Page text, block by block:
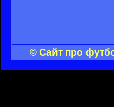
© Сайт про